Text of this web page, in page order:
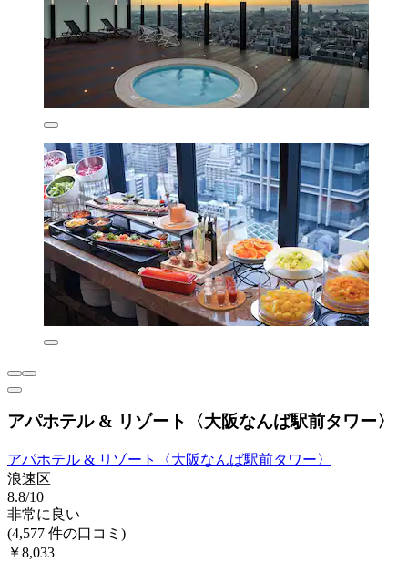
アパホテル & リゾート〈大阪なんば駅前タワー〉
アパホテル & リゾート〈大阪なんば駅前タワー〉
浪速区
8.8/10
非常に良い
(4,577 件の口コミ)
￥8,033